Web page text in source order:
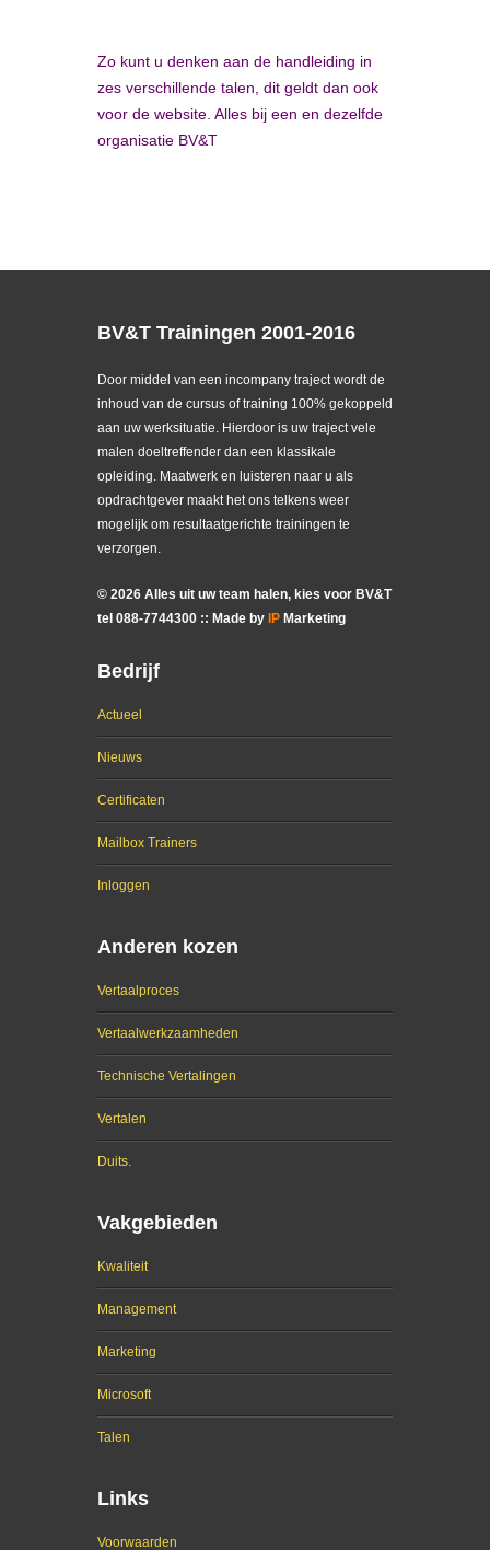
Zo kunt u denken aan de handleiding in
zes verschillende talen, dit geldt dan ook
voor de website. Alles bij een en dezelfde
organisatie BV&T
BV&T Trainingen 2001-2016
Door middel van een incompany traject wordt de
inhoud van de cursus of training 100% gekoppeld
aan uw werksituatie. Hierdoor is uw traject vele
malen doeltreffender dan een klassikale
opleiding. Maatwerk en luisteren naar u als
opdrachtgever maakt het ons telkens weer
mogelijk om resultaatgerichte trainingen te
verzorgen.
© 2026 Alles uit uw team halen, kies voor BV&T
tel 088-7744300 :: Made by IP Marketing
Bedrijf
Actueel
Nieuws
Certificaten
Mailbox Trainers
Inloggen
Anderen kozen
Vertaalproces
Vertaalwerkzaamheden
Technische Vertalingen
Vertalen
Duits.
Vakgebieden
Kwaliteit
Management
Marketing
Microsoft
Talen
Links
Voorwaarden